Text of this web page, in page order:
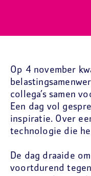
Op 4 november
collega’s samen
Een dag vol
inspiratie. Over
technologie die
De dag draaide
voortdurend